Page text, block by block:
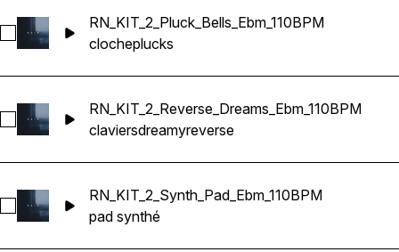
Sélectionnez RN_KIT_2_Pluck_Bells_Ebm_110BPM
RN_KIT_2_Pluck_Bells_Ebm_110BPM
clocheplucks
Sélectionnez RN_KIT_2_Reverse_Dreams_Ebm_110BPM
RN_KIT_2_Reverse_Dreams_Ebm_110BPM
claviersdreamyreverse
Sélectionnez RN_KIT_2_Synth_Pad_Ebm_110BPM
RN_KIT_2_Synth_Pad_Ebm_110BPM
pad synthé